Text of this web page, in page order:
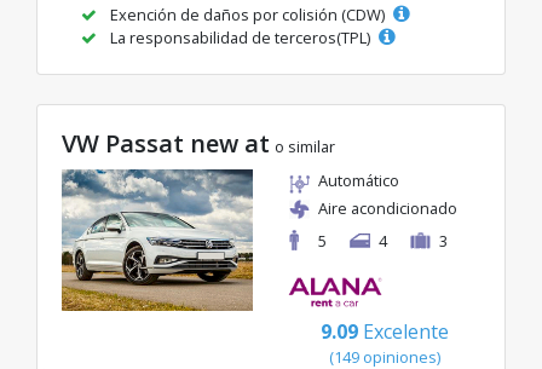
Exención de daños por colisión (CDW)
La responsabilidad de terceros(TPL)
VW Passat new at o similar
Automático
Aire acondicionado
5
4 3
9.09 Excelente
(149 opiniones)